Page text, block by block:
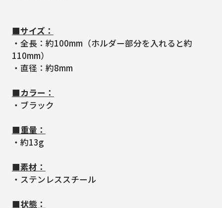
■サイズ：
・全長：約100mm（ホルダー部分を入れると約
110mm）
・直径：約8mm
■カラー：
・ブラック
■重量：
・約13g
■素材：
・ステンレススチール
■状態：